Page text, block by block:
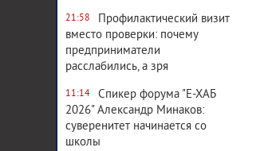
21:58
Профилактический визит
вместо проверки: почему
предприниматели
расслабились, а зря
11:14
Спикер форума "Е-ХАБ
2026" Александр Минаков:
суверенитет начинается со
школы